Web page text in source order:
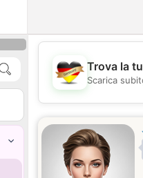
Trova la
Scarica